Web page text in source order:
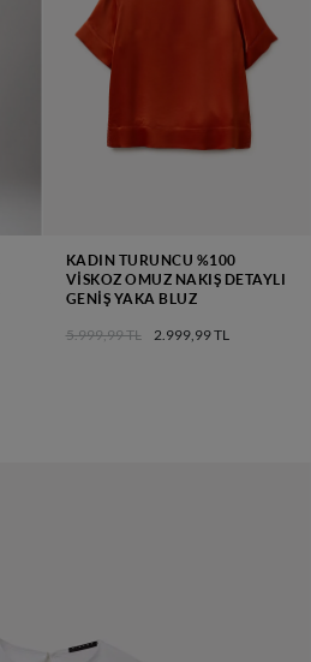
KADIN TURUNCU %100
VISKOZ OMUZ NAKIŞ DETAYLI
GENIŞ YAKA BLUZ
5.999,99 TL 2.999,99 TL